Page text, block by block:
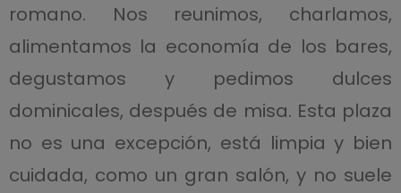
romano. Nos reunimos, charlamos,
alimentamos la economía de los bares,
degustamos y pedimos dulces
dominicales, después de misa. Esta plaza
no es una excepción, está limpia y bien
cuidada, como un gran salón, y no suele